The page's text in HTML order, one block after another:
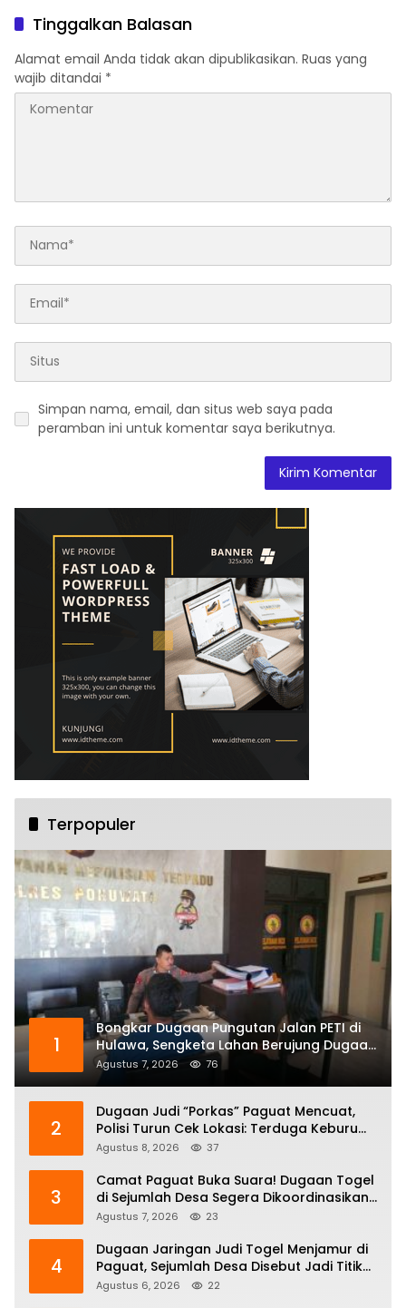
Hukum Kapan?
Tinggalkan Balasan
Alamat email Anda tidak akan dipublikasikan. Ruas yang
wajib ditandai *
Simpan nama, email, dan situs web saya pada
peramban ini untuk komentar saya berikutnya.
Terpopuler
1
Bongkar Dugaan Pungutan Jalan PETI di
Hulawa, Sengketa Lahan Berujung Dugaan
Pengeroyokan
Agustus 7, 2026 76
2
Dugaan Judi “Porkas” Paguat Mencuat,
Polisi Turun Cek Lokasi: Terduga Keburu
Menghilang
Agustus 8, 2026 37
3
Camat Paguat Buka Suara! Dugaan Togel
di Sejumlah Desa Segera Dikoordinasikan
ke Polisi
Agustus 7, 2026 23
4
Dugaan Jaringan Judi Togel Menjamur di
Paguat, Sejumlah Desa Disebut Jadi Titik
Operasi
Agustus 6, 2026 22